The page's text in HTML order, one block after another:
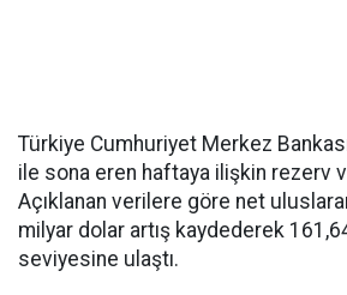
Türkiye Cumhuriyet Merkez
ile sona eren haftaya ilişkin rezerv
Açıklanan verilere göre net
milyar dolar artış kaydederek
seviyesine ulaştı.